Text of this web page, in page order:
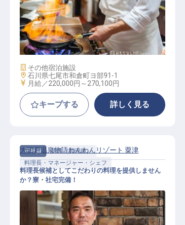
料理長・マネージャー・シェフ / 正
社員
施設業態
その他宿泊施設
勤務地
石川県七尾市和倉町ヨ部91-1
給与
月給／220,000円～ 270,100円
キープする 詳しく見る
正社員
調理（調理師）
料理長・マネージャー・シェフ
大江戸温泉物語わんわんリゾート 粟津
料理長候補としてこだわりの料理を提供しません
か？寮・社宅完備！